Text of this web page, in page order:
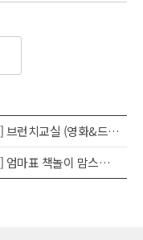
화&드라마로 배우는 공감대화)
표 책놀이 맘스북터치